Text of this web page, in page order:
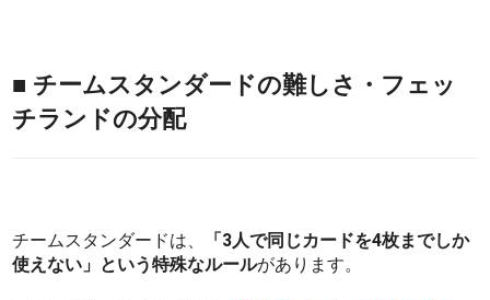
■ チームスタンダードの難しさ・フェッ
チランドの分配
チームスタンダードは、
「3人で同じカードを4枚までしか
使えない」という特殊なルールがあります。